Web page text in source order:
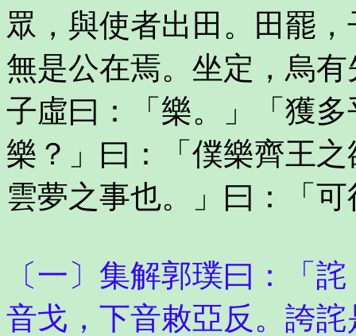
眾，與使者出田。田罷
無是公在焉。坐定，烏
子虛曰：「樂。」「獲
樂？」曰：「僕樂齊王
雲夢之事也。」曰：「
〔一〕集解郭璞曰：「
音戈，下音敕亞反。誇詫